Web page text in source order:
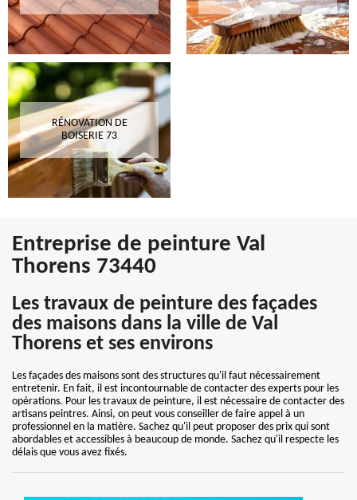
RÉNOVATION DE
BOISERIE 73
Entreprise de peinture Val
Thorens 73440
Les travaux de peinture des façades
des maisons dans la ville de Val
Thorens et ses environs
Les façades des maisons sont des structures qu'il faut nécessairement
entretenir. En fait, il est incontournable de contacter des experts pour les
opérations. Pour les travaux de peinture, il est nécessaire de contacter des
artisans peintres. Ainsi, on peut vous conseiller de faire appel à un
professionnel en la matière. Sachez qu'il peut proposer des prix qui sont
abordables et accessibles à beaucoup de monde. Sachez qu'il respecte les
délais que vous avez fixés.